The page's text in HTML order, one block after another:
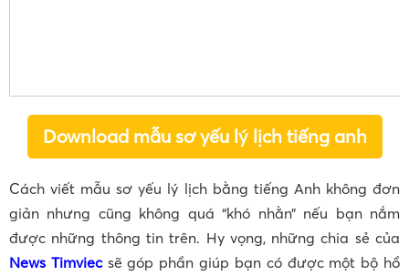
Download mẫu sơ yếu lý lịch tiếng anh
Cách viết mẫu sơ yếu lý lịch bằng tiếng Anh không đơn
giản nhưng cũng không quá “khó nhằn” nếu bạn nắm
được những thông tin trên. Hy vọng, những chia sẻ của
News Timviec sẽ góp phần giúp bạn có được một bộ hồ